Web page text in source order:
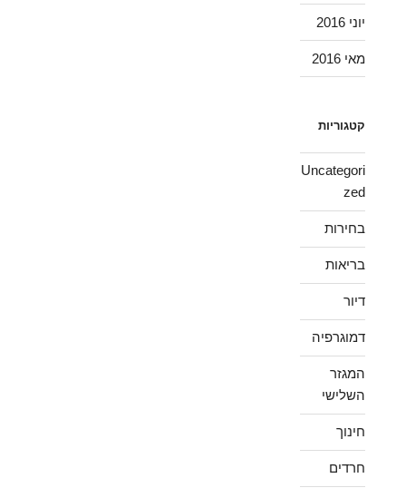
יוני 2016
מאי 2016
קטגוריות
Uncategori
zed
בחירות
בריאות
דיור
דמוגרפיה
המגזר
השלישי
חינוך
חרדים